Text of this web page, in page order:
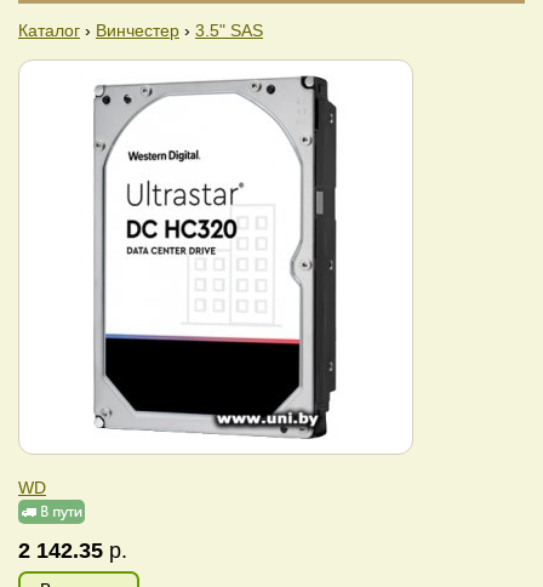
Каталог › Винчестер › 3.5" SAS
WD
2 142.35 р.